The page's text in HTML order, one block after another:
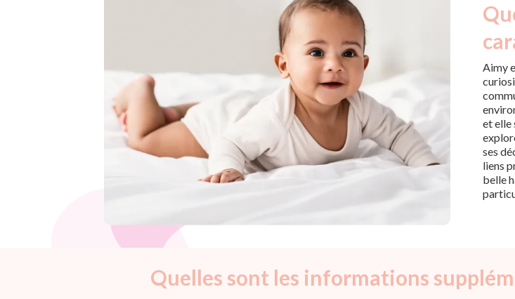
Aimy
et elle
ses
liens
belle
Quelles sont les informations